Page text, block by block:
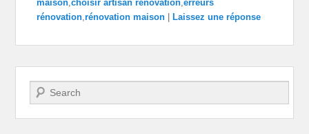
maison,choisir artisan rénovation,erreurs
rénovation,rénovation maison Laissez une réponse
Recherche